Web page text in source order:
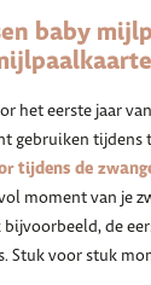
baby
het eerste jaar
gebruiken tijdens
tijdens de
moment van je
bijvoorbeeld, de
Stuk voor stuk